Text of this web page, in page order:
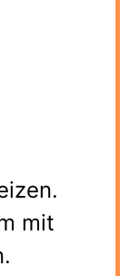
mit